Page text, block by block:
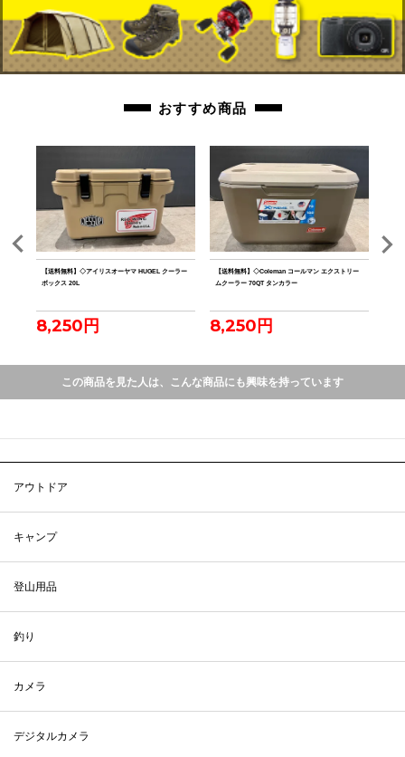
おすすめ商品
【送料無料】◇アイリスオーヤマ HUGEL クーラー
ボックス 20L
8,250円
【送料無料】◇Coleman コールマン エクストリー
ムクーラー 70QT タンカラー
8,250円
この商品を見た人は、こんな商品にも興味を持っています
アウトドア
キャンプ
登山用品
釣り
カメラ
デジタルカメラ